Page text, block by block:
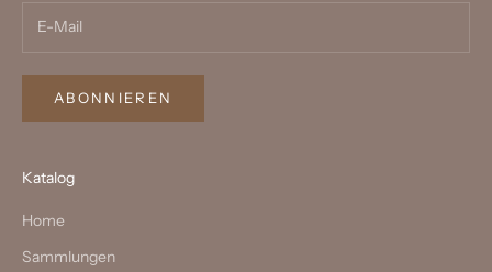
ABONNIEREN
Katalog
Home
Sammlungen